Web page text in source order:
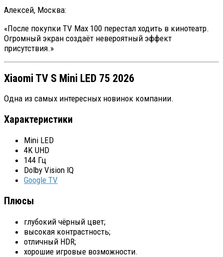
Алексей, Москва:
«После покупки TV Max 100 перестал ходить в кинотеатр.
Огромный экран создаёт невероятный эффект
присутствия.»
Xiaomi TV S Mini LED 75 2026
Одна из самых интересных новинок компании.
Характеристики
Mini LED
4K UHD
144 Гц
Dolby Vision IQ
Google TV
Плюсы
глубокий чёрный цвет;
высокая контрастность;
отличный HDR;
хорошие игровые возможности.